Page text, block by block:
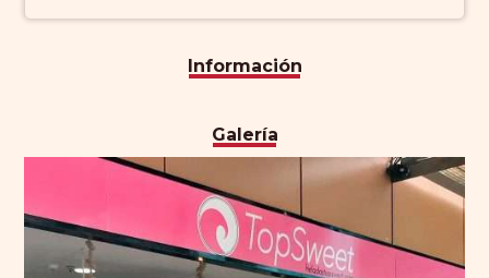
Información
Galería